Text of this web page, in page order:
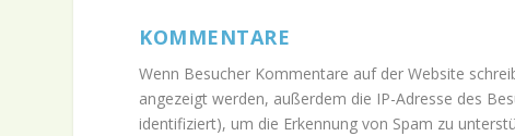
KOMMENTARE
Wenn Besucher Kommentare auf der Website
angezeigt werden, außerdem die IP-Adresse des
identifiziert), um die Erkennung von Spam zu